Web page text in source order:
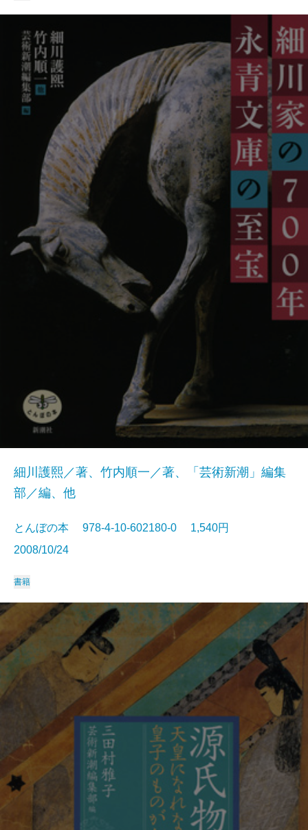
細川護熙／著、竹内順一／著、「芸術新潮」編集
部／編、他
とんぼの本 978-4-10-602180-0 1,540円
2008/10/24
書籍